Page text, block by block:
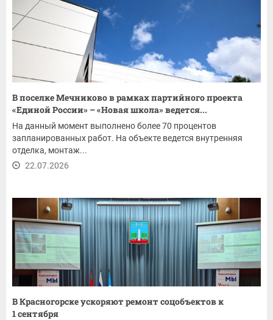
В поселке Мечниково в рамках партийного проекта
«Единой России» – «Новая школа» ведется...
На данный момент выполнено более 70 процентов
запланированных работ. На объекте ведется внутренняя
отделка, монтаж...
22.07.2026
В Красногорске ускоряют ремонт соцобъектов к
1 сентября